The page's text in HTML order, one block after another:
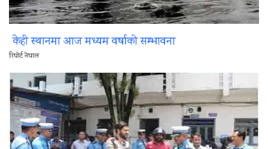
केही स्थानमा आज मध्यम वर्षाको सम्भावना
रिपोर्ट नेपाल